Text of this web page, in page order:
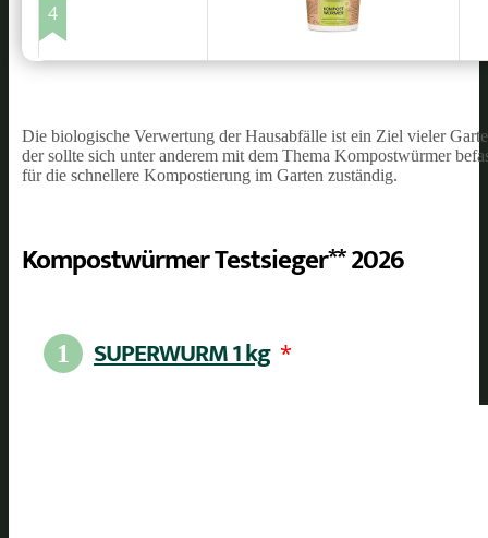
4
Die biologische Verwertung der Hausabfälle ist ein Ziel vieler
der sollte sich unter anderem mit dem Thema Kompostwürmer
für die schnellere Kompostierung im Garten zuständig.
Kompostwürmer Testsieger** 2026
1 SUPERWURM 1 kg *